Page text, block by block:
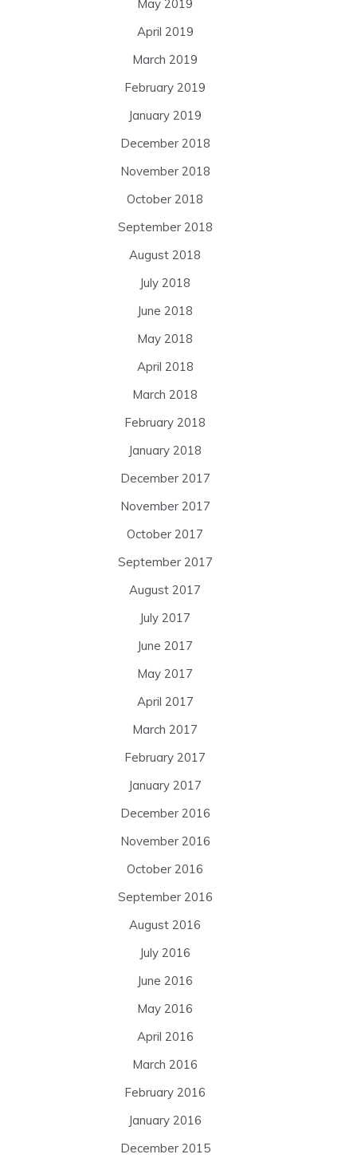
May 2019
April 2019
March 2019
February 2019
January 2019
December 2018
November 2018
October 2018
September 2018
August 2018
July 2018
June 2018
May 2018
April 2018
March 2018
February 2018
January 2018
December 2017
November 2017
October 2017
September 2017
August 2017
July 2017
June 2017
May 2017
April 2017
March 2017
February 2017
January 2017
December 2016
November 2016
October 2016
September 2016
August 2016
July 2016
June 2016
May 2016
April 2016
March 2016
February 2016
January 2016
December 2015